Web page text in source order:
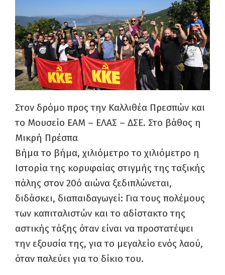
Στον δρόμο προς την Καλλιθέα Πρεσπών και
το Μουσείο ΕΑΜ – ΕΛΑΣ – ΔΣΕ. Στο βάθος η
Μικρή Πρέσπα
Βήμα το βήμα, χιλιόμετρο το χιλιόμετρο η
Ιστορία της κορυφαίας στιγμής της ταξικής
πάλης στον 20ό αιώνα ξεδιπλώνεται,
διδάσκει, διαπαιδαγωγεί: Για τους πολέμους
των καπιταλιστών και το αδίστακτο της
αστικής τάξης όταν είναι να προστατέψει
την εξουσία της, για το μεγαλείο ενός λαού,
όταν παλεύει για το δίκιο του.